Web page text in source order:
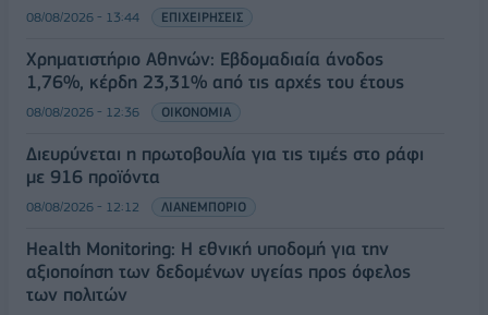
08/08/2026 - 13:44 ΕΠΙΧΕΙΡΗΣΕΙΣ
Χρηματιστήριο Αθηνών: Εβδομαδιαία άνοδος
1,76%, κέρδη 23,31% από τις αρχές του έτους
08/08/2026 - 12:36 ΟΙΚΟΝΟΜΙΑ
Διευρύνεται η πρωτοβουλία για τις τιμές στο ράφι
με 916 προϊόντα
08/08/2026 - 12:12 ΛΙΑΝΕΜΠΟΡΙΟ
Health Monitoring: Η εθνική υποδομή για την
αξιοποίηση των δεδομένων υγείας προς όφελος
των πολιτών